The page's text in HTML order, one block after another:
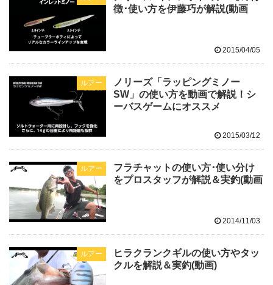
徴･使い方を伊藤巧が解説(動画
2015/04/05
ルアー
ノリーズ「ラッピングミノー
SW」の使い方を動画で解説！シ
ーバスゲームにオススメ
2015/03/12
ルアー
フラチャットの使い方･使い分け
をプロスタッフが解説＆実釣(動画
2014/11/03
ルアー
ヒラクランクギルの使い方やタッ
クルを解説＆実釣(動画)